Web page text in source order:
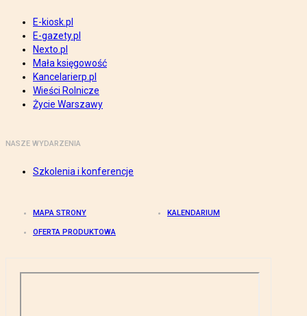
E-kiosk.pl
E-gazety.pl
Nexto.pl
Mała księgowość
Kancelarierp.pl
Wieści Rolnicze
Życie Warszawy
NASZE WYDARZENIA
Szkolenia i konferencje
MAPA STRONY KALENDARIUM
OFERTA PRODUKTOWA